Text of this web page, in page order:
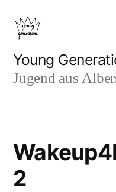
Inhalt
springen
Young
Jugend aus
2